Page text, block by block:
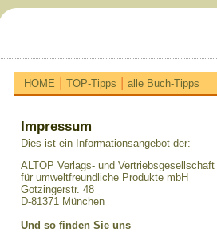
HOME | TOP-Tipps | alle Buch-Tipps
Impressum
Dies ist ein Informationsangebot der:
ALTOP Verlags- und Vertriebsgesellschaft
für umweltfreundliche Produkte mbH
Gotzingerstr. 48
D-81371 München
Und so finden Sie uns